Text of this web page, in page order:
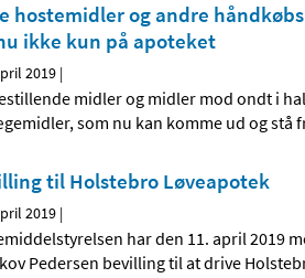
hostemidler og andre
ikke kun på apoteket
2019 |
midler og midler mod ondt i
som nu kan komme ud og stå
til Holstebro Løveapotek
2019 |
har den 11. april 2019
Pedersen bevilling til at drive